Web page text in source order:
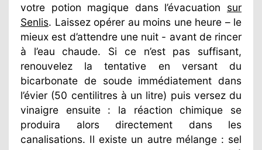
votre potion magique dans l’évacuation sur
Senlis. Laissez opérer au moins une heure – le
mieux est d’attendre une nuit - avant de rincer
à l’eau chaude. Si ce n’est pas suffisant,
renouvelez la tentative en versant du
bicarbonate de soude immédiatement dans
l’évier (50 centilitres à un litre) puis versez du
vinaigre ensuite : la réaction chimique se
produira alors directement dans les
canalisations. Il existe un autre mélange : sel